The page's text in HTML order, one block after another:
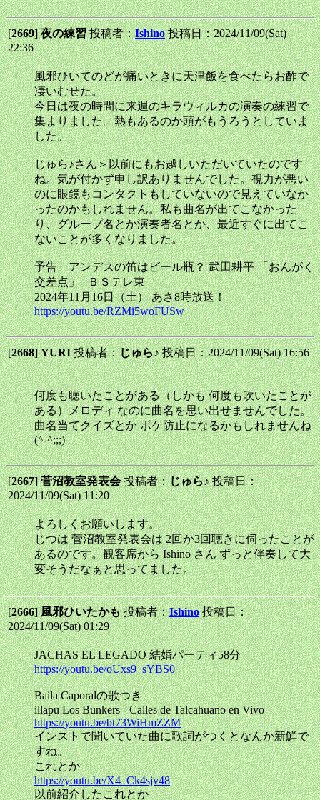
[2669]夜の練習投稿者：Ishino 投稿日：2024/11/09(Sat)
22:36
風邪ひいてのどが痛いときに天津飯を食べたらお酢で
凄いむせた。
今日は夜の時間に来週のキラウィルカの演奏の練習で
集まりました。熱もあるのか頭がもうろうとしていま
した。
じゅら♪さん＞以前にもお越しいただいていたのです
ね。気が付かず申し訳ありませんでした。視力が悪い
のに眼鏡もコンタクトもしていないので見えていなか
ったのかもしれません。私も曲名が出てこなかった
り、グループ名とか演奏者名とか、最近すぐに出てこ
ないことが多くなりました。
予告 アンデスの笛はビール瓶？ 武田耕平 「おんがく
交差点」 | ＢＳテレ東
2024年11月16日（土） あさ8時放送！
https://youtu.be/RZMi5woFUSw
[2668]YURI投稿者：じゅら♪投稿日：2024/11/09(Sat) 16:56
何度も聴いたことがある（しかも 何度も吹いたことが
ある）メロディ なのに曲名を思い出せませんでした。
曲名当てクイズとか ボケ防止になるかもしれませんね
(^-^;;;)
[2667]菅沼教室発表会投稿者：じゅら♪投稿日：
2024/11/09(Sat) 11:20
よろしくお願いします。
じつは 菅沼教室発表会は 2回か3回聴きに伺ったことが
あるのです。観客席から Ishino さん ずっと伴奏して大
変そうだなぁと思ってました。
[2666]風邪ひいたかも投稿者：Ishino 投稿日：
2024/11/09(Sat) 01:29
JACHAS EL LEGADO 結婚パーティ58分
https://youtu.be/oUxs9_sYBS0
Baila Caporalの歌つき
illapu Los Bunkers - Calles de Talcahuano en Vivo
https://youtu.be/bt73WiHmZZM
インストで聞いていた曲に歌詞がつくとなんか新鮮で
すね。
これとか
https://youtu.be/X4_Ck4sjv48
以前紹介したこれとか